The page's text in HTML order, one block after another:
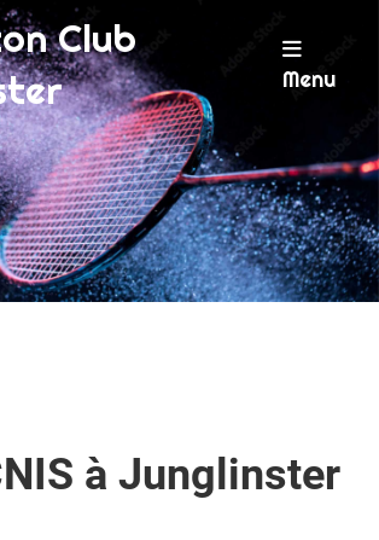
Club
Menu
à Junglinster